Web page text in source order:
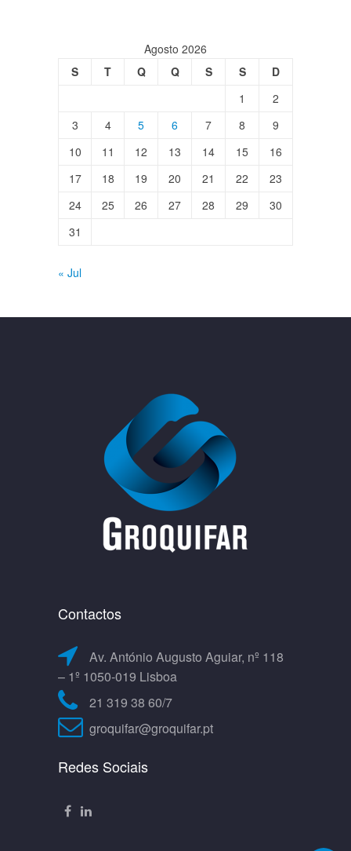
Agosto 2026
S
T Q Q S S
D
1
2
3
4 5 6 7 8
9
10
11 12 13 14 15
16
17
18 19 20 21 22
23
24
25 26 27 28 29
30
31
« Jul
Contactos
Av. António Augusto Aguiar, nº 118
– 1º 1050-019 Lisboa
21 319 38 60/7
groquifar@groquifar.pt
Redes Sociais